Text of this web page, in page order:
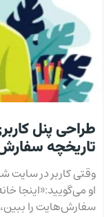
طراحی پنل
تاریخچه
وقتی کاربر در سایت
او می‌گویید:«اینجا
سفارش‌هایت را